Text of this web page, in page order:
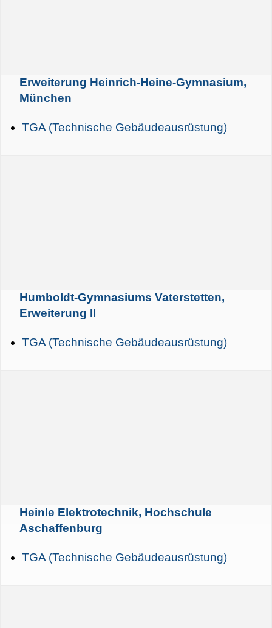
Erweiterung Heinrich-Heine-Gymnasium,
München
TGA (Technische Gebäudeausrüstung)
Humboldt-Gymnasiums Vaterstetten,
Erweiterung II
TGA (Technische Gebäudeausrüstung)
Heinle Elektrotechnik, Hochschule
Aschaffenburg
TGA (Technische Gebäudeausrüstung)